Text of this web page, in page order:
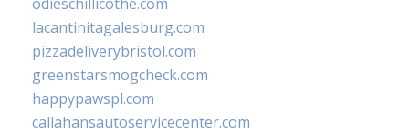
lacantinitagalesburg.com
pizzadeliverybristol.com
greenstarsmogcheck.com
happypawspl.com
callahansautoservicecenter.com